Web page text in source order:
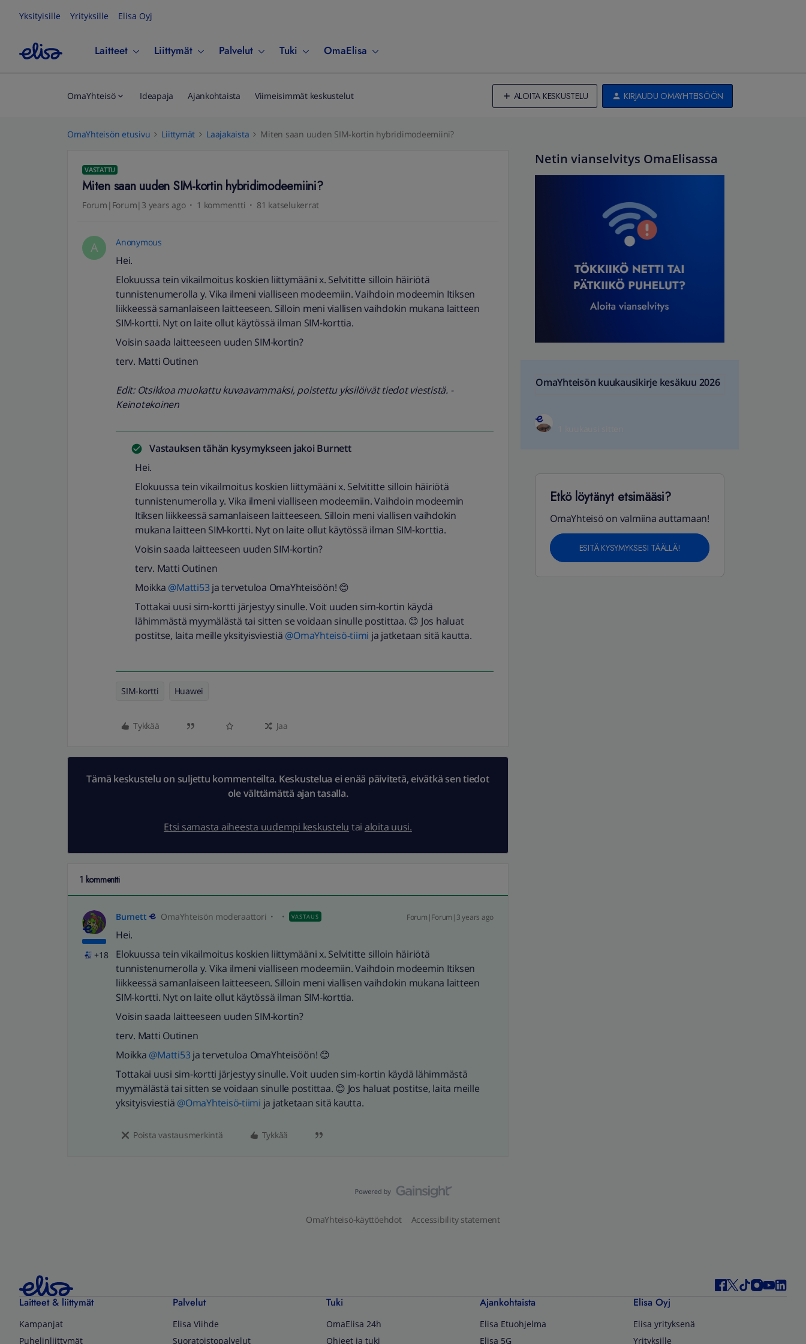
Yksityisille Yrityksille Elisa Oyj
Laitteet Liittymät Palvelut Tuki OmaElisa
OmaYhteisö Ideapaja Ajankohtaista Viimeisimmät keskustelut ALOITA KESKUSTELU KIRJAUDU OMAYHTEISÖÖN
OmaYhteisön etusivu Liittymät Laajakaista Miten saan uuden SIM-kortin hybridimodeemiini?
VASTATTU
Miten saan uuden SIM-kortin hybridimodeemiini?
Forum|Forum|3 years ago 1 kommentti 81 katselukerrat
A Anonymous
Hei.
Elokuussa tein vikailmoitus koskien liittymääni x. Selvititte silloin häiriötä
tunnistenumerolla y. Vika ilmeni vialliseen modeemiin. Vaihdoin modeemin Itiksen
liikkeessä samanlaiseen laitteeseen. Silloin meni viallisen vaihdokin mukana laitteen
SIM-kortti. Nyt on laite ollut käytössä ilman SIM-korttia.
Voisin saada laitteeseen uuden SIM-kortin?
terv. Matti Outinen
Edit: Otsikkoa muokattu kuvaavammaksi, poistettu yksilöivät tiedot viestistä. -
Keinotekoinen
Vastauksen tähän kysymykseen jakoi Burnett
Hei.
Elokuussa tein vikailmoitus koskien liittymääni x. Selvititte silloin häiriötä
tunnistenumerolla y. Vika ilmeni vialliseen modeemiin. Vaihdoin modeemin
Itiksen liikkeessä samanlaiseen laitteeseen. Silloin meni viallisen vaihdokin
mukana laitteen SIM-kortti. Nyt on laite ollut käytössä ilman SIM-korttia.
Voisin saada laitteeseen uuden SIM-kortin?
terv. Matti Outinen
Moikka @Matti53 ja tervetuloa OmaYhteisöön! 😊
Tottakai uusi sim-kortti järjestyy sinulle. Voit uuden sim-kortin käydä
lähimmästä myymälästä tai sitten se voidaan sinulle postittaa. 😊 Jos haluat
postitse, laita meille yksityisviestiä @OmaYhteisö-tiimi ja jatketaan sitä kautta.
SIM-kortti Huawei
Tykkää Jaa
Tämä keskustelu on suljettu kommenteilta. Keskustelua ei enää päivitetä, eivätkä sen tiedot
ole välttämättä ajan tasalla.
Etsi samasta aiheesta uudempi keskustelu tai aloita uusi.
1 kommentti
+18
Burnett OmaYhteisön moderaattori VASTAUS Forum|Forum|3 years ago
Hei.
Elokuussa tein vikailmoitus koskien liittymääni x. Selvititte silloin häiriötä
tunnistenumerolla y. Vika ilmeni vialliseen modeemiin. Vaihdoin modeemin Itiksen
liikkeessä samanlaiseen laitteeseen. Silloin meni viallisen vaihdokin mukana laitteen
SIM-kortti. Nyt on laite ollut käytössä ilman SIM-korttia.
Voisin saada laitteeseen uuden SIM-kortin?
terv. Matti Outinen
Moikka @Matti53 ja tervetuloa OmaYhteisöön! 😊
Tottakai uusi sim-kortti järjestyy sinulle. Voit uuden sim-kortin käydä lähimmästä
myymälästä tai sitten se voidaan sinulle postittaa. 😊 Jos haluat postitse, laita meille
yksityisviestiä @OmaYhteisö-tiimi ja jatketaan sitä kautta.
Poista vastausmerkintä Tykkää
Netin vianselvitys OmaElisassa
OmaYhteisön kuukausikirje kesäkuu 2026
Etkö löytänyt etsimääsi?
OmaYhteisö on valmiina auttamaan!
ESITÄ KYSYMYKSESI TÄÄLLÄ!
OmaYhteisö-käyttöehdot Accessibility statement
Laitteet & liittymät
Kampanjat
Puhelinliittymät
Palvelut
Elisa Viihde
Suoratoistopalvelut
Tuki
OmaElisa 24h
Ohjeet ja tuki
Ajankohtaista
Elisa Etuohjelma
Elisa 5G
Elisa Oyj
Elisa yrityksenä
Yrityksille